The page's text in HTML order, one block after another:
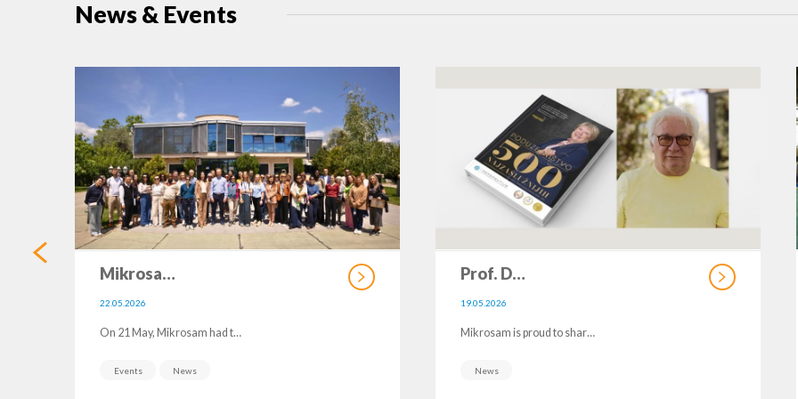
News & Events
Mikrosa…
22.05.2026
On 21 May, Mikrosam had t…
Events News
Prof. D…
19.05.2026
Mikrosam is proud to shar…
News